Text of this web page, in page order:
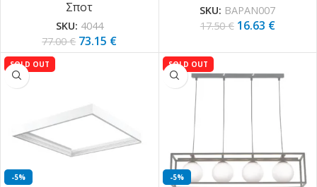
Σποτ
SKU: 4044
77.00€ 73.15 €
SKU: BAPAN007
17.50€ 16.63 €
-5%
SOLD OUT
-5%
SOLD OUT